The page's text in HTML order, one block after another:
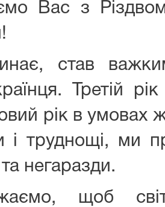
Вас з
став
Третій
рік в умовах
і труднощі, ми
негаразди.
щоб